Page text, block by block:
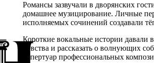
Романсы зазвучали в дворянских
домашнее музицирование. Личные
исполняемых сочинений создавали
Короткие вокальные истории давали
чувства и рассказать о волнующих
репертуар профессиональных